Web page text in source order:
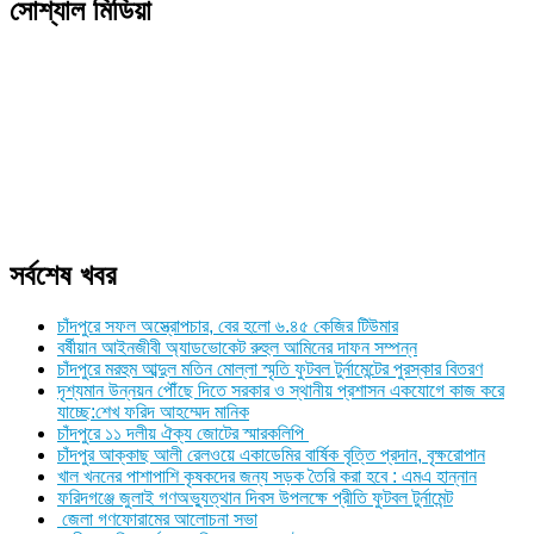
সোশ্যাল মিডিয়া
সর্বশেষ খবর
চাঁদপুরে সফল অস্ত্রোপচার, বের হলো ৬.৪৫ কেজির টিউমার
বর্ষীয়ান আইনজীবী অ্যাডভোকেট রুহুল আমিনের দাফন সম্পন্ন
চাঁদপুরে মরহুম আব্দুল মতিন মোল্লা স্মৃতি ফুটবল টুর্নামেন্টের পুরস্কার বিতরণ
দৃশ্যমান উন্নয়ন পৌঁছে দিতে সরকার ও স্থানীয় প্রশাসন একযোগে কাজ করে
যাচ্ছে:শেখ ফরিদ আহম্মেদ মানিক
চাঁদপুরে ১১ দলীয় ঐক্য জোটের স্মারকলিপি
চাঁদপুর আক্কাছ আলী রেলওয়ে একাডেমির বার্ষিক বৃত্তি প্রদান, বৃক্ষরোপান
খাল খননের পাশাপাশি কৃষকদের জন্য সড়ক তৈরি করা হবে : এমএ হান্নান
ফরিদগঞ্জে জুলাই গণঅভ্যুত্থান দিবস উপলক্ষে প্রীতি ফুটবল টুর্নামেন্ট
জেলা গণফোরামের আলোচনা সভা